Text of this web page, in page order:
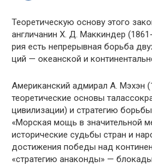
Теоретическую основу этого
англичанин Х. Д. Маккиндер
рия есть непрерывная борьба
ций — океанской и
Американский адмирал А. Мэхэн
теоретические основы
цивилиза­ции) и стратегию
«Морская мощь в значительной
исторические судьбы стран и
достижения победы над
«стратегию анаконды» —